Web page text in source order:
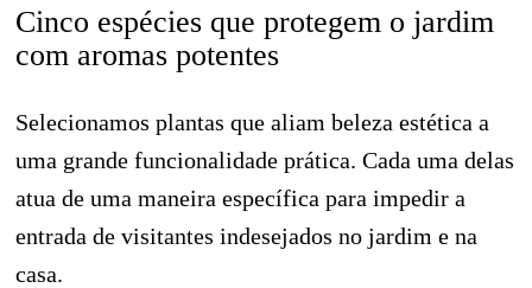
Cinco espécies que protegem o jardim
com aromas potentes
Selecionamos plantas que aliam beleza estética a
uma grande funcionalidade prática. Cada uma delas
atua de uma maneira específica para impedir a
entrada de visitantes indesejados no jardim e na
casa.